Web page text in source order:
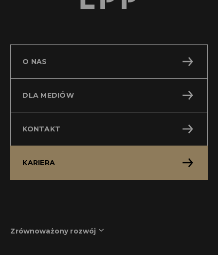
O NAS
DLA MEDIÓW
KONTAKT
KARIERA
Zrównoważony rozwój